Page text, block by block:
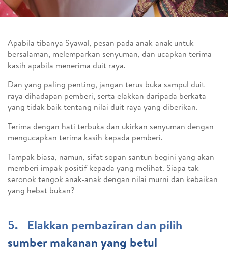
Apabila tibanya Syawal, pesan pada anak-anak untuk
bersalaman, melemparkan senyuman, dan ucapkan terima
kasih apabila menerima duit raya.
Dan yang paling penting, jangan terus buka sampul duit
raya dihadapan pemberi, serta elakkan daripada berkata
yang tidak baik tentang nilai duit raya yang diberikan.
Terima dengan hati terbuka dan ukirkan senyuman dengan
mengucapkan terima kasih kepada pemberi.
Tampak biasa, namun, sifat sopan santun begini yang akan
memberi impak positif kepada yang melihat. Siapa tak
seronok tengok anak-anak dengan nilai murni dan kebaikan
yang hebat bukan?
5. Elakkan pembaziran dan pilih
sumber makanan yang betul